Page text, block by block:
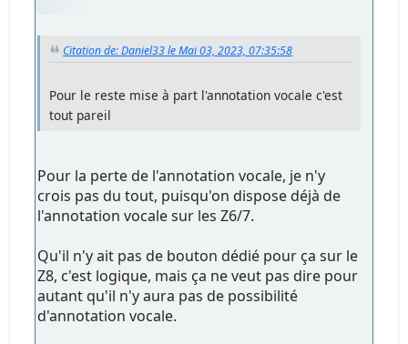
Citation de: Daniel33 le Mai 03, 2023, 07:35:58
Pour le reste mise à part l'annotation vocale c'est
tout pareil
Pour la perte de l'annotation vocale, je n'y
crois pas du tout, puisqu'on dispose déjà de
l'annotation vocale sur les Z6/7.
Qu'il n'y ait pas de bouton dédié pour ça sur le
Z8, c'est logique, mais ça ne veut pas dire pour
autant qu'il n'y aura pas de possibilité
d'annotation vocale.